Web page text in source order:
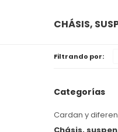
CHÁSIS,
Filtrando por:
Categorías
Cardan y